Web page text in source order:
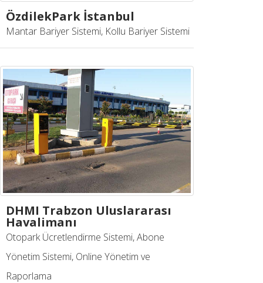
ÖzdilekPark İstanbul
Mantar Bariyer Sistemi, Kollu Bariyer Sistemi
DHMI Trabzon Uluslararası
Havalimanı
Otopark Ücretlendirme Sistemi, Abone
Yönetim Sistemi, Online Yönetim ve
Raporlama